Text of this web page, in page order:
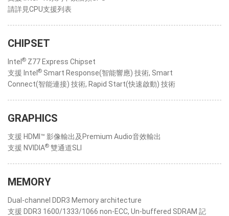
請詳見CPU支援列表
CHIPSET
Intel ® Z77 Express Chipset
支援 Intel ® Smart Response(智能響應) 技術, Smart
Connect(智能連接) 技術, Rapid Start(快速啟動) 技術
GRAPHICS
支援 HDMI™ 影像輸出及Premium Audio音效輸出
支援 NVIDIA® 雙通道SLI
MEMORY
Dual-channel DDR3 Memory architecture
支援 DDR3 1600/1333/1066 non-ECC, Un-buffered SDRAM 記